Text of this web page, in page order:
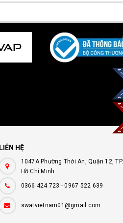
LIÊN HỆ
1047A Phường Thới An, Quận 12, TP.
Hồ Chí Minh
0366 424 723 -0967 522 639
swatvietnam01@gmail.com